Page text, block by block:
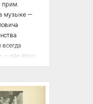
прим.
музыке —
— как ярко
Параллели и
всегда